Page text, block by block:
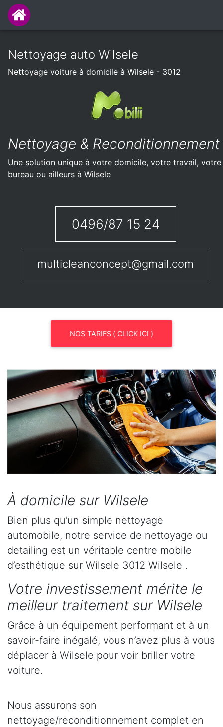
Nettoyage auto Wilsele
Nettoyage voiture à domicile à Wilsele - 3012
Nettoyage & Reconditionnement
Une solution unique à votre domicile, votre travail, votre
bureau ou ailleurs à Wilsele
0496/87 15 24
multicleanconcept@gmail.com
NOS TARIFS ( CLICK ICI )
À domicile sur Wilsele
Bien plus qu’un simple nettoyage
automobile, notre service de nettoyage ou
detailing est un véritable centre mobile
d’esthétique sur Wilsele 3012 Wilsele .
Votre investissement mérite le
meilleur traitement sur Wilsele
Grâce à un équipement performant et à un
savoir-faire inégalé, vous n’avez plus à vous
déplacer à Wilsele pour voir briller votre
voiture.
Nous assurons son
nettoyage/reconditionnement complet en